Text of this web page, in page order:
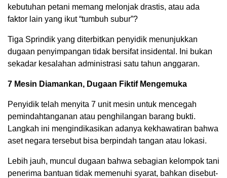
kebutuhan petani memang melonjak drastis, atau ada
faktor lain yang ikut “tumbuh subur”?
Tiga Sprindik yang diterbitkan penyidik menunjukkan
dugaan penyimpangan tidak bersifat insidental. Ini bukan
sekadar kesalahan administrasi satu tahun anggaran.
7 Mesin Diamankan, Dugaan Fiktif Mengemuka
Penyidik telah menyita 7 unit mesin untuk mencegah
pemindahtanganan atau penghilangan barang bukti.
Langkah ini mengindikasikan adanya kekhawatiran bahwa
aset negara tersebut bisa berpindah tangan atau lokasi.
Lebih jauh, muncul dugaan bahwa sebagian kelompok tani
penerima bantuan tidak memenuhi syarat, bahkan disebut-